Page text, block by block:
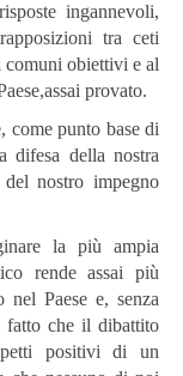
ingannevoli,
tra ceti
comuni obiettivi e al
provato.
come punto base di
difesa della nostra
del nostro impegno
la più ampia
rende assai più
Paese e, senza
fatto che il dibattito
positivi di un